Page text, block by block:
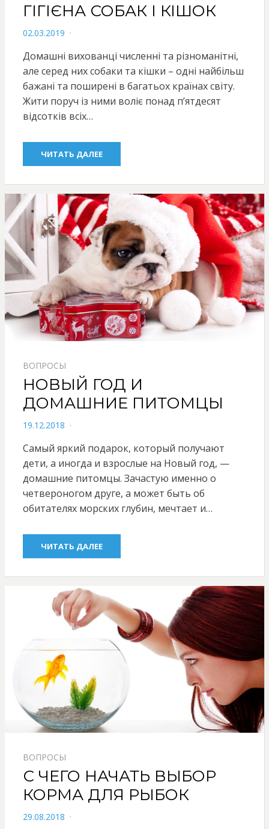
ГІГІЄНА СОБАК І КІШОК
POSTED
02.03.2019
Домашні вихованці численні та різноманітні,
але серед них собаки та кішки – одні найбільш
бажані та поширені в багатьох країнах світу.
Жити поруч із ними воліє понад п’ятдесят
відсотків всіх…
ЧИТАТЬ ДАЛЕЕ
ВОПРОСЫ
НОВЫЙ ГОД И
ДОМАШНИЕ ПИТОМЦЫ
POSTED
19.12.2018
Самый яркий подарок, который получают
дети, а иногда и взрослые на Новый год, —
домашние питомцы. Зачастую именно о
четвероногом друге, а может быть об
обитателях морских глубин, мечтает и…
ЧИТАТЬ ДАЛЕЕ
ВОПРОСЫ
С ЧЕГО НАЧАТЬ ВЫБОР
КОРМА ДЛЯ РЫБОК
POSTED
29.08.2018